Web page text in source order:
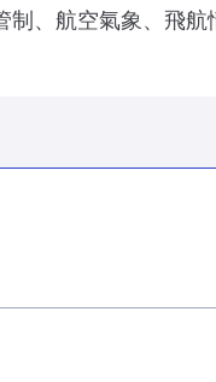
、航空氣象、飛